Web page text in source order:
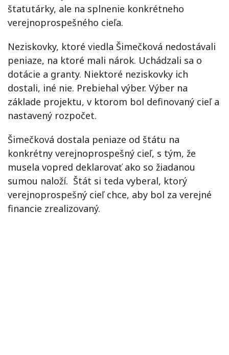
štatutárky, ale na splnenie konkrétneho
verejnoprospešného cieľa.
Neziskovky, ktoré viedla Šimečková nedostávali
peniaze, na ktoré mali nárok. Uchádzali sa o
dotácie a granty. Niektoré neziskovky ich
dostali, iné nie. Prebiehal výber. Výber na
základe projektu, v ktorom bol definovaný cieľ a
nastavený rozpočet.
Šimečková dostala peniaze od štátu na
konkrétny verejnoprospešný cieľ, s tým, že
musela vopred deklarovať ako so žiadanou
sumou naloží. Štát si teda vyberal, ktorý
verejnoprospešný cieľ chce, aby bol za verejné
financie zrealizovaný.